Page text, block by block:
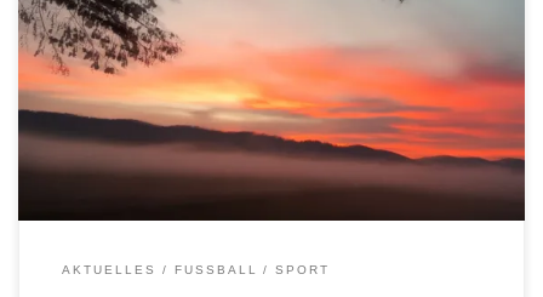
Südringgau oder SG Herleshausen/Nesselröden) Wieder
hat uns, still und leise, ein ehemaliger Sportkamerad
verlassen. „Es kann nicht immer so bleiben,hier unter dem
wechselnden Mond,es blüht eine Zeit und verwelket,was
mit uns die Erde bewohnt.“ Die SG
Herleshausen/Nesselröden/Ulfegrund nimmt Abschied
von Dieter „Didi“ Schmauch einem ehemals […]
AKTUELLES FUSSBALL SPORT